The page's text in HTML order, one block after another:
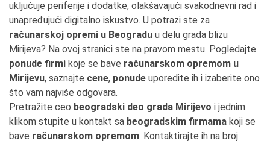
uključuje periferije i dodatke, olakšavajući svakodnevni rad i
unapređujući digitalno iskustvo. U potrazi ste za
računarskoj opremi u Beogradu u delu grada blizu
Mirijeva? Na ovoj stranici ste na pravom mestu. Pogledajte
ponude firmi koje se bave računarskom opremom u
Mirijevu, saznajte cene, ponude uporedite ih i izaberite ono
što vam najviše odgovara.
Pretražite ceo beogradski deo grada Mirijevo i jednim
klikom stupite u kontakt sa beogradskim firmama koji se
bave računarskom opremom. Kontaktirajte ih na broj